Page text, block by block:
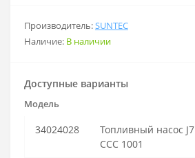
Производитель:SUNTEC
Наличие: В наличии
Доступные варианты
Модель
34024028
Топливный насос J7
CCC 1001